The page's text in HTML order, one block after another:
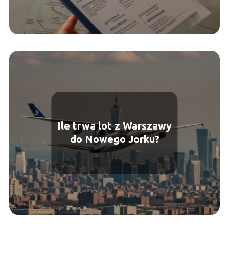
Ile trwa lot z Warszawy
do Nowego Jorku?